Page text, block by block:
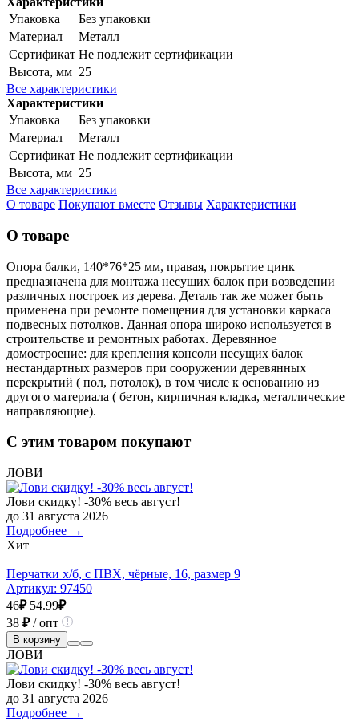
Упаковка
Без упаковки
Материал
Металл
Сертификат Не подлежит сертификации
Высота, мм 25
Все характеристики
Характеристики
Упаковка
Без упаковки
Материал
Металл
Сертификат Не подлежит сертификации
Высота, мм 25
Все характеристики
О товаре Покупают вместе Отзывы Характеристики
О товаре
Опора балки, 140*76*25 мм, правая, покрытие цинк
предназначена для монтажа несущих балок при возведении
различных построек из дерева. Деталь так же может быть
применена при ремонте помещения для установки каркаса
подвесных потолков. Данная опора широко используется в
строительстве и ремонтных работах. Деревянное
домостроение: для крепления консоли несущих балок
нестандартных размеров при сооружении деревянных
перекрытий ( пол, потолок), в том числе к основанию из
другого материала ( бетон, кирпичная кладка, металлические
направляющие).
С этим товаром покупают
ЛОВИ
Лови скидку! -30% весь август!
до 31 августа 2026
Подробнее →
Хит
Перчатки х/б, с ПВХ, чёрные, 16, размер 9
Артикул: 97450
46₽ 54.99₽
38 ₽/ опт
В корзину
ЛОВИ
Лови скидку! -30% весь август!
до 31 августа 2026
Подробнее →